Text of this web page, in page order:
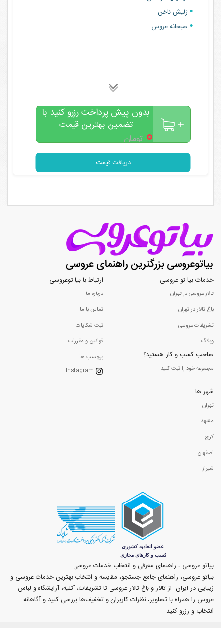
ژلیش ناخن
صبحانه عروس
بدون پیش پرداخت رزرو کنید با
تضمین بهترین قیمت
۰تومان
دریافت قیمت
خدمات بیا تو عروسی
تالار عروسی در تهران
باغ تالار در تهران
تشریفات عروسی
وبلاگ
صاحب کسب و کار هستید؟
مجموعه خود را ثبت کنید...
ارتباط با بیا توعروسی
درباره ما
تماس با ما
ثبت شکایات
قوانین و مقررات
برچسب ها
Instagram
شهر ها
تهران
مشهد
کرج
اصفهان
شیراز
بیاتو عروسی ، راهنمای معرفی و انتخاب خدمات عروسی
بیاتو عروسی، راهنمای جامع جستجو، مقایسه و انتخاب بهترین خدمات عروسی و
زیبایی در ایران. از تالار و باغ تالار عروسی تا تشریفات، آتلیه، آرایشگاه و لباس
عروس را همراه با تصاویر، نظرات کاربران و تخفیف‌ها بررسی کنید و آگاهانه
انتخاب و رزرو کنید.